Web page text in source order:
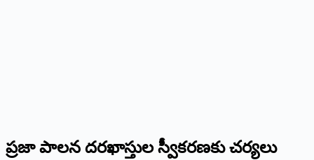
ప్రజా పాలన దరఖాస్తుల స్వీకరణకు చర్యలు